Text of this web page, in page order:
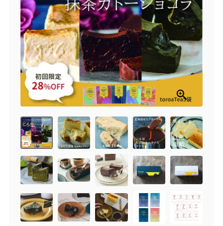
とろ生ガトーショコラ
とろ生 まとめ買いお得
セット
お中元
紅茶toroaTea
メルマガ会員様限定
toroa夏のアウトレッ
トセール
とろ生チーズケーキ
濃抹茶とろ生ガトーシ
ョコラ
とろ生シュー
クッキー缶
お誕生日セット
手さげ袋
季節限定
価格別